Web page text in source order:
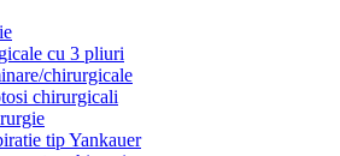
cu 3 pliuri
chirurgicale
chirurgicali
tip Yankauer